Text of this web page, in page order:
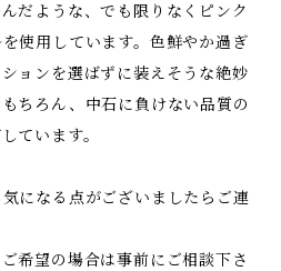
だような、でも限りなくピンク
使用しています。色鮮やか過ぎ
ョンを選ばずに装えそうな絶妙
ちろん、中石に負けない品質の
ています。
になる点がございましたらご連
希望の場合は事前にご相談下さ